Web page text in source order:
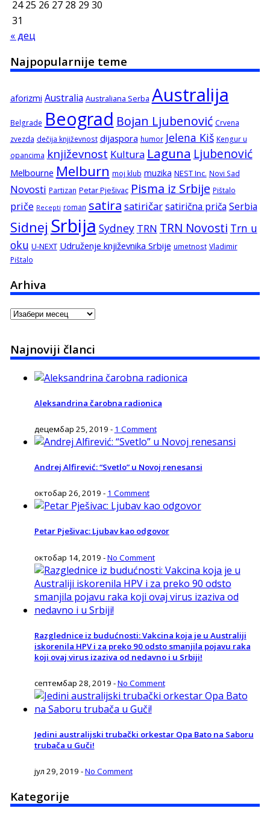
24 25 26 27 28 29 30
31
« дец
Najpopularnije teme
aforizmi Australia Australiana Serba Australija
Belgrade Beograd Bojan Ljubenović Crvena
zvezda dečija književnost dijaspora humor Jelena Kiš Kengur u
opancima književnost Kultura Laguna Ljubenović
Melbourne Melburn moj klub muzika NEST Inc. Novi Sad
Novosti Partizan Petar Pješivac Pisma iz Srbije Pištalo
priče Recepti roman satira satiričarsatirična priča Serbia
Sidnej Srbija Sydney TRN TRN Novosti Trn u
oku U-NEXT Udruženje književnika Srbije umetnost Vladimir
Pištalo
Arhiva
Arhiva
Najnoviji članci
Aleksandrina čarobna radionica
децембар 25, 2019 - 1 Comment
Andrej Alfirević: “Svetlo” u Novoj renesansi
октобар 26, 2019 - 1 Comment
Petar Pješivac: Ljubav kao odgovor
октобар 14, 2019 -No Comment
Razglednice iz budućnosti: Vakcina koja je u Australiji
iskorenila HPV i za preko 90 odsto smanjila pojavu raka
koji ovaj virus izaziva od nedavno i u Srbiji!
септембар 28, 2019 -No Comment
Jedini australijski trubački orkestar Opa Bato na Saboru
trubača u Guči!
јул 29, 2019 -No Comment
Kategorije